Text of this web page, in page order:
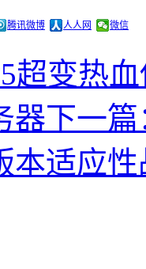
腾讯微博 人人网 微信
超变热
器下一
本适应